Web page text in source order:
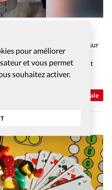
pour améliorer
et vous permet
souhaitez activer.
Actualité internationale
le pont entre
électorale et les Églises sont sur
l’Assemblée nationale
de soutenir le partenariat
du…